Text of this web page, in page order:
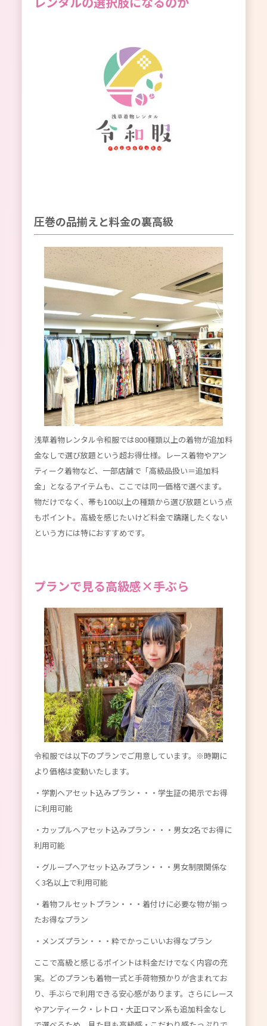
圧巻の品揃えと料金の裏高級
浅草着物レンタル令和服では800種類以上の着物が追加料
金なしで選び放題という超お得仕様。レース着物やアン
ティーク着物など、一部店舗で「高級品扱い＝追加料
金」となるアイテムも、ここでは同一価格で選べます。
物だけでなく、帯も100以上の種類から選び放題という点
もポイント。高級を感じたいけど料金で躊躇したくない
という方には特におすすめです。
プランで見る高級感×手ぶら
令和服では以下のプランでご用意しています。※時期に
より価格は変動いたします。
・学割ヘアセット込みプラン・・・学生証の掲示でお得
に利用可能
・カップルヘアセット込みプラン・・・男女2名でお得に
利用可能
・グループヘアセット込みプラン・・・男女制限関係な
く3名以上で利用可能
・着物フルセットプラン・・・着付けに必要な物が揃っ
たお得なプラン
・メンズプラン・・・粋でかっこいいお得なプラン
ここで高級と感じるポイントは料金だけでなく内容の充
実。どのプランも着物一式と手荷物預かりが含まれてお
り、手ぶらで利用できる安心感があります。さらにレース
やアンティーク・レトロ・大正ロマン系も追加料金なし